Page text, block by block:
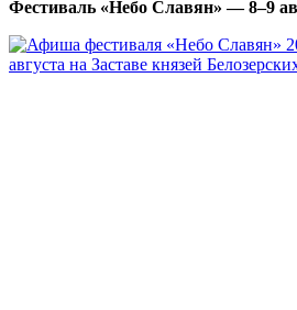
Фестиваль «Небо Славян» — 8–9